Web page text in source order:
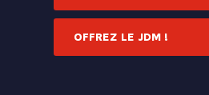
OFFREZ LE JDM !